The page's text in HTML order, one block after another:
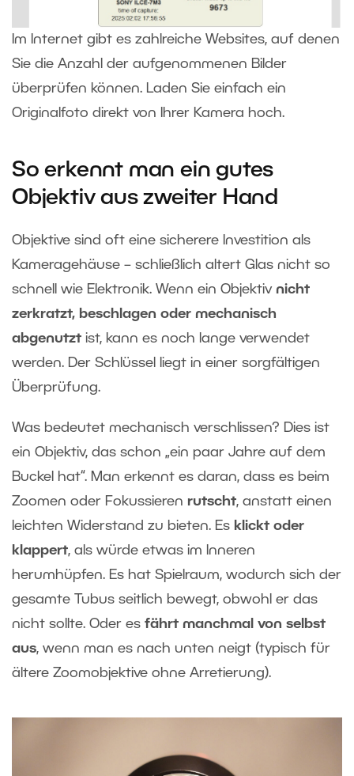
Im Internet gibt es zahlreiche Websites, auf denen
Sie die Anzahl der aufgenommenen Bilder
überprüfen können. Laden Sie einfach ein
Originalfoto direkt von Ihrer Kamera hoch.
So erkennt man ein gutes
Objektiv aus zweiter Hand
Objektive sind oft eine sicherere Investition als
Kameragehäuse – schließlich altert Glas nicht so
schnell wie Elektronik. Wenn ein Objektiv nicht
zerkratzt, beschlagen oder mechanisch
abgenutzt ist, kann es noch lange verwendet
werden. Der Schlüssel liegt in einer sorgfältigen
Überprüfung.
Was bedeutet mechanisch verschlissen? Dies ist
ein Objektiv, das schon „ein paar Jahre auf dem
Buckel hat“. Man erkennt es daran, dass es beim
Zoomen oder Fokussieren rutscht, anstatt einen
leichten Widerstand zu bieten. Es klickt oder
klappert, als würde etwas im Inneren
herumhüpfen. Es hat Spielraum, wodurch sich der
gesamte Tubus seitlich bewegt, obwohl er das
nicht sollte. Oder es fährt manchmal von selbst
aus, wenn man es nach unten neigt (typisch für
ältere Zoomobjektive ohne Arretierung).